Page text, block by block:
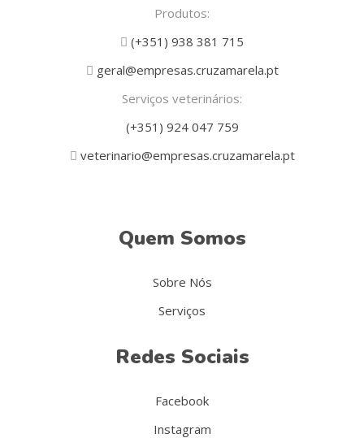
Produtos:
(+351) 938 381 715
geral@empresas.cruzamarela.pt
Serviços veterinários:
(+351) 924 047 759
veterinario@empresas.cruzamarela.pt
Quem Somos
Sobre Nós
Serviços
Redes Sociais
Facebook
Instagram